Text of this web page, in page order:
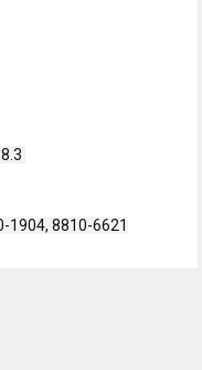
1904, 8810-6621